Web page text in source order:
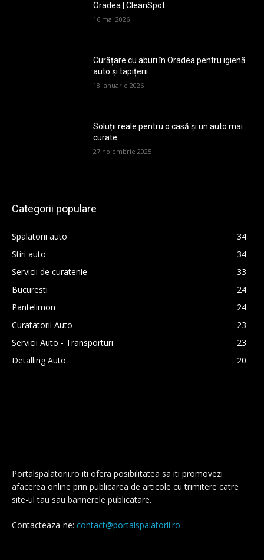
Oradea | CleanSpot
16 mai 2026
Curățare cu aburi în Oradea pentru igienă
auto și tapițerii
18 ianuarie 2026
Soluții reale pentru o casă și un auto mai
curate
27 noiembrie 2025
Categorii populare
Spalatorii auto
34
Stiri auto
34
Servicii de curatenie
33
Bucuresti
24
Pantelimon
24
Curatatorii Auto
23
Servicii Auto - Transporturi
23
Detalling Auto
20
Portalspalatorii.ro iti ofera posibilitatea sa iti promovezi
afacerea online prin publicarea de articole cu trimitere catre
site-ul tau sau bannerele publicatare.
Contacteaza-ne: contact@portalspalatorii.ro